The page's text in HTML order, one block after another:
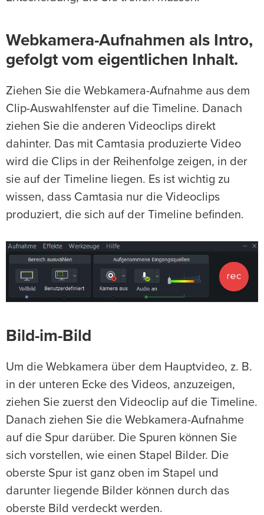
Webkamera-Aufnahmen als Intro,
gefolgt vom eigentlichen Inhalt.
Ziehen Sie die Webkamera-Aufnahme aus dem
Clip-Auswahlfenster auf die Timeline. Danach
ziehen Sie die anderen Videoclips direkt
dahinter. Das mit Camtasia produzierte Video
wird die Clips in der Reihenfolge zeigen, in der
sie auf der Timeline liegen. Es ist wichtig zu
wissen, dass Camtasia nur die Videoclips
produziert, die sich auf der Timeline befinden.
Bild-im-Bild
Um die Webkamera über dem Hauptvideo, z. B.
in der unteren Ecke des Videos, anzuzeigen,
ziehen Sie zuerst den Videoclip auf die Timeline.
Danach ziehen Sie die Webkamera-Aufnahme
auf die Spur darüber. Die Spuren können Sie
sich vorstellen, wie einen Stapel Bilder. Die
oberste Spur ist ganz oben im Stapel und
darunter liegende Bilder können durch das
oberste Bild verdeckt werden.